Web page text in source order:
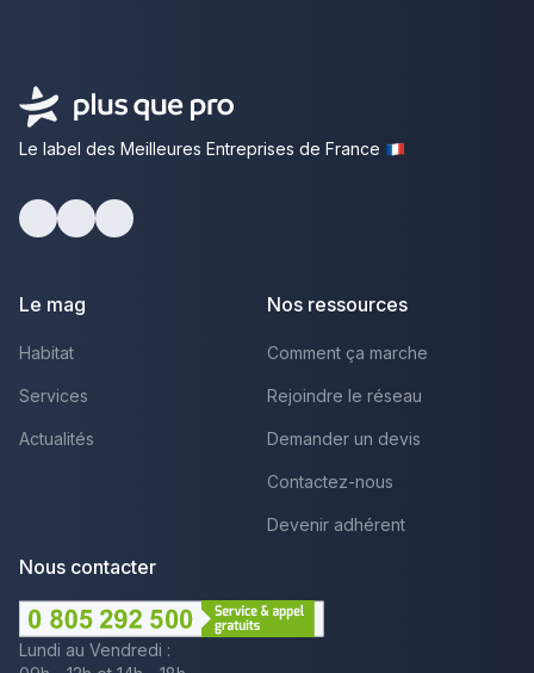
Le label des Meilleures Entreprises de France
Le mag
Habitat
Services
Actualités
Nos ressources
Comment ça marche
Rejoindre le réseau
Demander un devis
Contactez-nous
Devenir adhérent
Nous contacter
Lundi au Vendredi :